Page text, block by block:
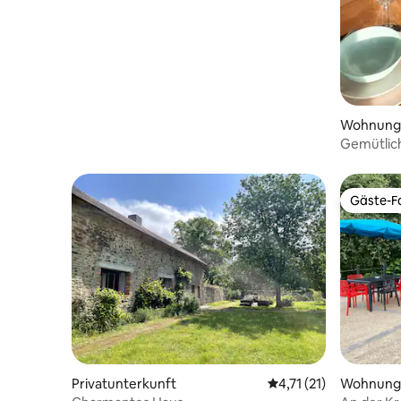
Wohnung
Privatunterkunft Durchschnittliche
4,71 (21)
Gäste-
Gäste-
Wohnung